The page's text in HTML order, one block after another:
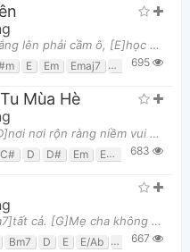
[G#m]Ăn nhanh rồi đi học, [F#]nắng lên phải cầm ô, [E]học xong rồi về [F#]nhà, [D#m]mới thật là [
E Em Emaj7 F F# Fmaj7
695
Mùa Hè
[G]Ve kêu, ve kêu, mùa hè tới, [D]nơi nơi rộn ràng niềm vui mới. [Em]Hỡi tình nguyện viên, [C]nào
C# D D# Em Em7 Fm G
683
[D]Con ơi, với mẹ cha, con là [Bm7]tất cả. [G]Mẹ cha không ngại vất vả, [A]hèn dơ; [G]chỉ mong con
Bm7 D E E/Ab Em Em7
667